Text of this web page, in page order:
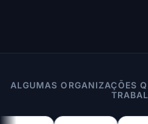
ALGUMAS ORGANIZAÇÕES